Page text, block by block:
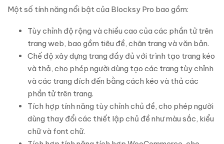
Một số tính năng nổi bật của Blocksy Pro bao gồm:
Tùy chỉnh độ rộng và chiều cao của các phần tử trên
trang web, bao gồm tiêu đề, chân trang và văn bản.
Chế độ xây dựng trang đầy đủ với trình tạo trang kéo
và thả, cho phép người dùng tạo các trang tùy chỉnh
và các trang đích đến bằng cách kéo và thả các
phần tử trên trang.
Tích hợp tính năng tùy chỉnh chủ đề, cho phép người
dùng thay đổi các thiết lập chủ đề như màu sắc, kiểu
chữ và font chữ.